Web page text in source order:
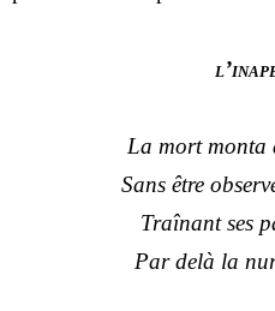
La mort monta
Sans être
Traînant ses
Par delà la